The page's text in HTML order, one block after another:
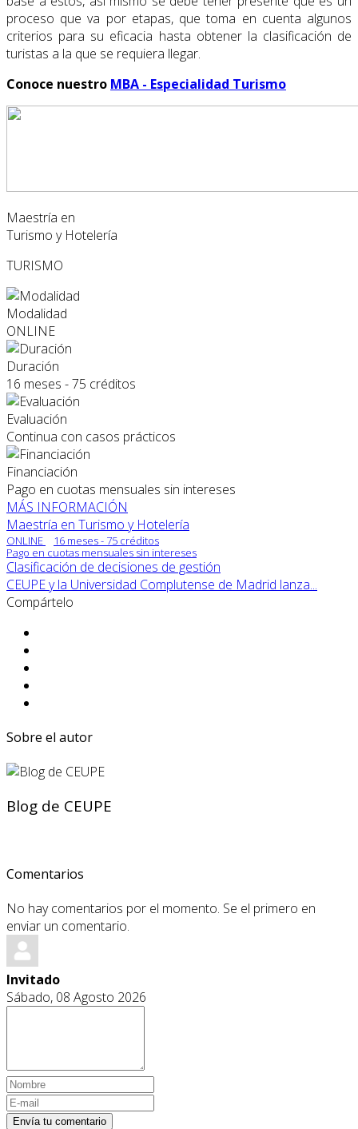
proceso que va por etapas, que toma en cuenta algunos
criterios para su eficacia hasta obtener la clasificación de
turistas a la que se requiera llegar.
Conoce nuestro MBA - Especialidad Turismo
Maestría en
Turismo y Hotelería
TURISMO
Modalidad
ONLINE
Duración
16 meses - 75 créditos
Evaluación
Continua con casos prácticos
Financiación
Pago en cuotas mensuales sin intereses
MÁS INFORMACIÓN
Maestría en Turismo y Hotelería
ONLINE
16 meses - 75 créditos
Pago en cuotas mensuales sin intereses
Clasificación de decisiones de gestión
CEUPE y la Universidad Complutense de Madrid lanza...
Compártelo
Sobre el autor
Blog de CEUPE
Comentarios
No hay comentarios por el momento. Se el primero en
enviar un comentario.
Invitado
Sábado, 08 Agosto 2026
Envía tu comentario